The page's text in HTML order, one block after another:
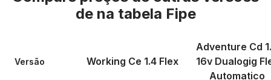
de na tabela Fipe
Versão Working Ce 1.4 Flex
Adventure Cd
16v Dualogig
Automatico